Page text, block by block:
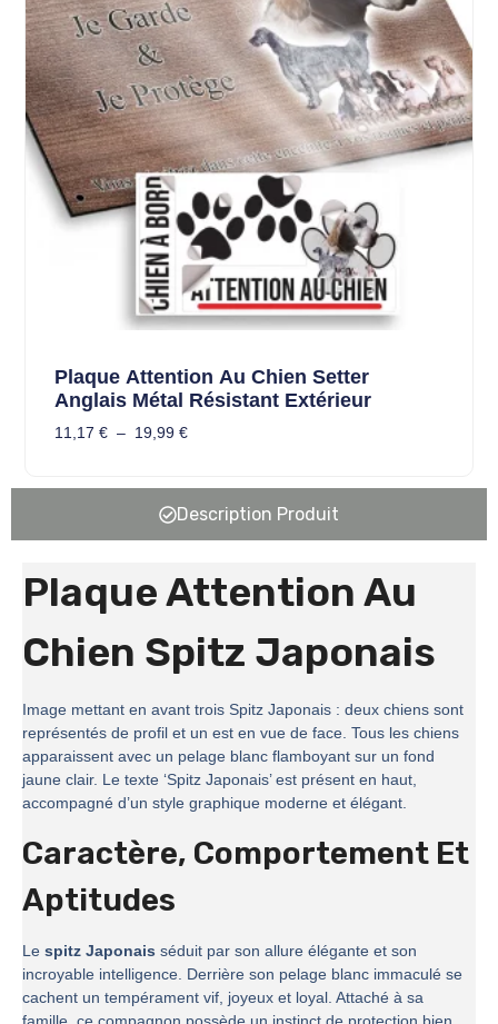
Plaque Attention Au Chien Setter
Anglais Métal Résistant Extérieur
11,17 € – 19,99 €
Description Produit
Plaque Attention Au
Chien Spitz Japonais
Image mettant en avant trois Spitz Japonais : deux chiens sont
représentés de profil et un est en vue de face. Tous les chiens
apparaissent avec un pelage blanc flamboyant sur un fond
jaune clair. Le texte ‘Spitz Japonais’ est présent en haut,
accompagné d’un style graphique moderne et élégant.
Caractère, Comportement Et
Aptitudes
Le spitz Japonais séduit par son allure élégante et son
incroyable intelligence. Derrière son pelage blanc immaculé se
cachent un tempérament vif, joyeux et loyal. Attaché à sa